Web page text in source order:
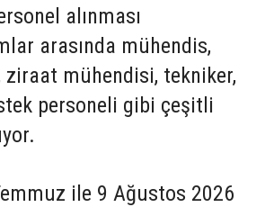
alınması
arasında mühendis,
mühendisi, tekniker,
personeli gibi çeşitli
ile 9 Ağustos 2026